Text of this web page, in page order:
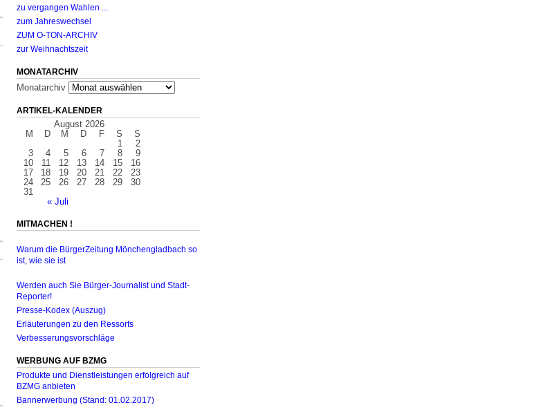
zu vergangen Wahlen ...
zum Jahreswechsel
ZUM O-TON-ARCHIV
zur Weihnachtszeit
MONATARCHIV
Monatarchiv
ARTIKEL-KALENDER
August 2026
M
D M D F S S
« Juli
1
2
3
4 5 6 7 8
9
10
11 12 13 14 15
16
17
18 19 20 21 22
23
24
25 26 27 28 29
30
31
MITMACHEN !
Warum die BürgerZeitung Mönchengladbach so
ist, wie sie ist
Werden auch Sie Bürger-Journalist und Stadt-
Reporter!
Presse-Kodex (Auszug)
Erläuterungen zu den Ressorts
Verbesserungsvorschläge
WERBUNG AUF BZMG
Produkte und Dienstleistungen erfolgreich auf
BZMG anbieten
Bannerwerbung (Stand: 01.02.2017)